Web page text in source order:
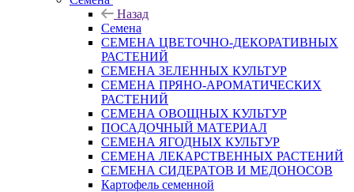
Назад
Семена
СЕМЕНА ЦВЕТОЧНО-ДЕКОРАТИВНЫХ
РАСТЕНИЙ
СЕМЕНА ЗЕЛЕННЫХ КУЛЬТУР
СЕМЕНА ПРЯНО-АРОМАТИЧЕСКИХ
РАСТЕНИЙ
СЕМЕНА ОВОЩНЫХ КУЛЬТУР
ПОСАДОЧНЫЙ МАТЕРИАЛ
СЕМЕНА ЯГОДНЫХ КУЛЬТУР
СЕМЕНА ЛЕКАРСТВЕННЫХ РАСТЕНИЙ
СЕМЕНА СИДЕРАТОВ И МЕДОНОСОВ
Картофель семенной